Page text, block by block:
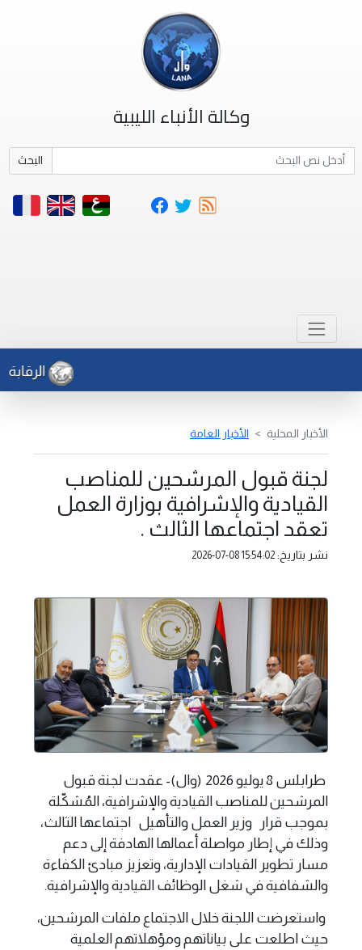
وكالة الأنباء الليبية
البحث
الرقابة
الأخبار المحلية الأخبار العامة
لجنة قبول المرشحين للمناصب
القيادية والإشرافية بوزارة العمل
تعقد اجتماعها الثالث .
نشر بتاريخ: 2026-07-08 15:54:02
طرابلس 8 يوليو 2026 (وال)- عقدت لجنة قبول
المرشحين للمناصب القيادية والإشرافية، المُشكّلة
بموجب قرار وزير العمل والتأهيل اجتماعها الثالث،
وذلك في إطار مواصلة أعمالها الهادفة إلى دعم
مسار تطوير القيادات الإدارية، وتعزيز مبادئ الكفاءة
والشفافية في شغل الوظائف القيادية والإشرافية.
واستعرضت اللجنة خلال الاجتماع ملفات المرشحين،
حيث اطلعت على بياناتهم ومؤهلاتهم العلمية